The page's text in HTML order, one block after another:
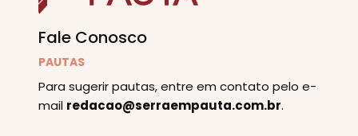
Fale Conosco
PAUTAS
Para sugerir pautas, entre em contato pelo e-
mail redacao@serraempauta.com.br.